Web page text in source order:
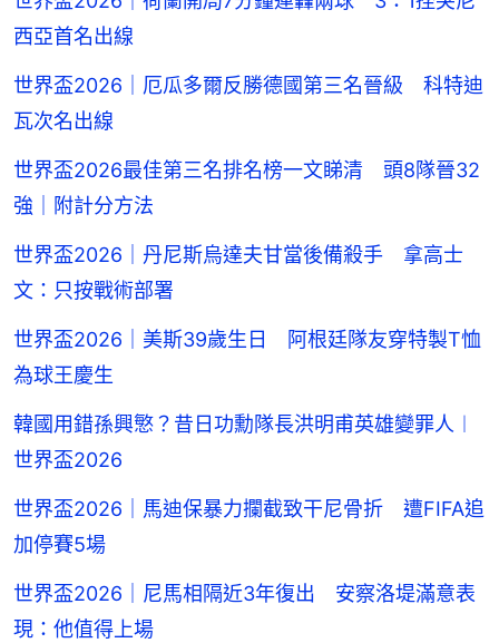
西亞首名出線
世界盃2026｜厄瓜多爾反勝德國第三名晉級 科特迪
瓦次名出線
世界盃2026最佳第三名排名榜一文睇清 頭8隊晉32
強｜附計分方法
世界盃2026｜丹尼斯烏達夫甘當後備殺手 拿高士
文：只按戰術部署
世界盃2026｜美斯39歲生日 阿根廷隊友穿特製T恤
為球王慶生
韓國用錯孫興慜？昔日功勳隊長洪明甫英雄變罪人︱
世界盃2026
世界盃2026｜馬迪保暴力攔截致干尼骨折 遭FIFA追
加停賽5場
世界盃2026｜尼馬相隔近3年復出 安察洛堤滿意表
現：他值得上場